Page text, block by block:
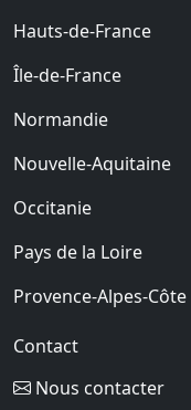
Hauts-de-France
Île-de-France
Normandie
Nouvelle-Aquitaine
Occitanie
Pays de la Loire
Provence-Alpes-Côte
Contact
Nous contacter